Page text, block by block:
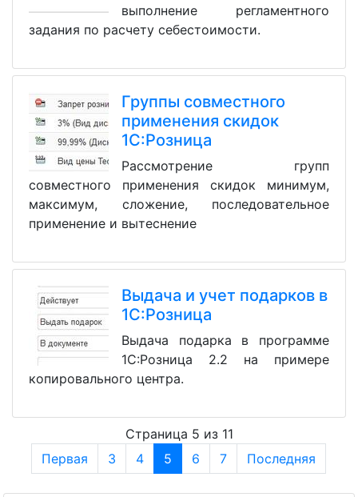
выполнение регламентного
задания по расчету себестоимости.
Группы совместного
применения скидок
1С:Розница
Рассмотрение групп
совместного применения скидок минимум,
максимум, сложение, последовательное
применение и вытеснение
Выдача и учет подарков в
1С:Розница
Выдача подарка в программе
1С:Розница 2.2 на примере
копировального центра.
Страница 5 из 11
Первая
3 4 5 6 7 Последняя